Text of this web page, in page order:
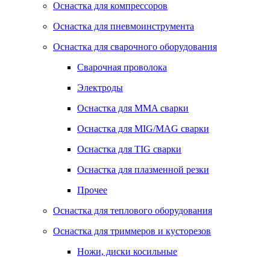
Оснастка для компрессоров
Оснастка для пневмоинструмента
Оснастка для сварочного оборудования
Сварочная проволока
Электроды
Оснастка для MMA сварки
Оснастка для MIG/MAG сварки
Оснастка для TIG сварки
Оснастка для плазменной резки
Прочее
Оснастка для теплового оборудования
Оснастка для триммеров и кусторезов
Ножи, диски косильные